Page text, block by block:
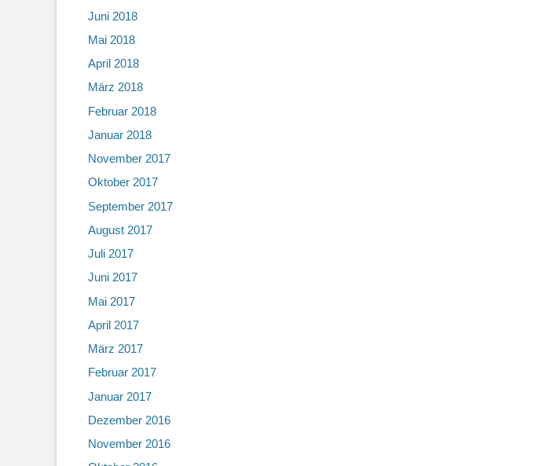
Juni 2018
Mai 2018
April 2018
März 2018
Februar 2018
Januar 2018
November 2017
Oktober 2017
September 2017
August 2017
Juli 2017
Juni 2017
Mai 2017
April 2017
März 2017
Februar 2017
Januar 2017
Dezember 2016
November 2016